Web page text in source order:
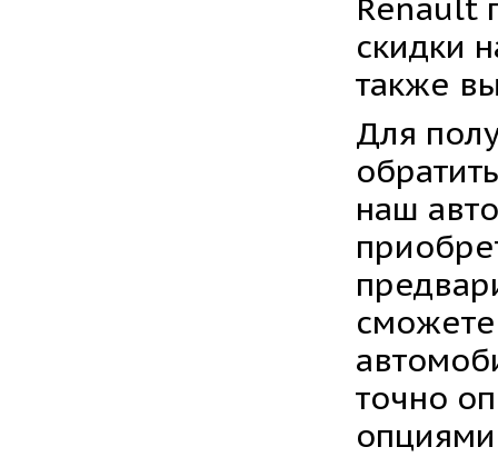
Renault
скидки
также
Для
наш
точно